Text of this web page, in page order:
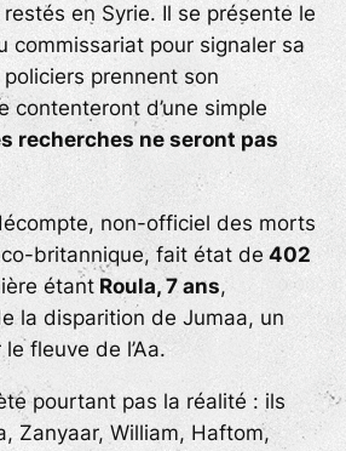
en Syrie. Il se présente le
commissariat pour signaler sa
prennent son
contenteront d’une simple
recherches ne seront pas
non-officiel des morts
britannique, fait état de 402
étant Roula, 7 ans,
la disparition de Jumaa, un
fleuve de l’Aa.
pourtant pas la réalité : ils
Zanyaar, William, Haftom,